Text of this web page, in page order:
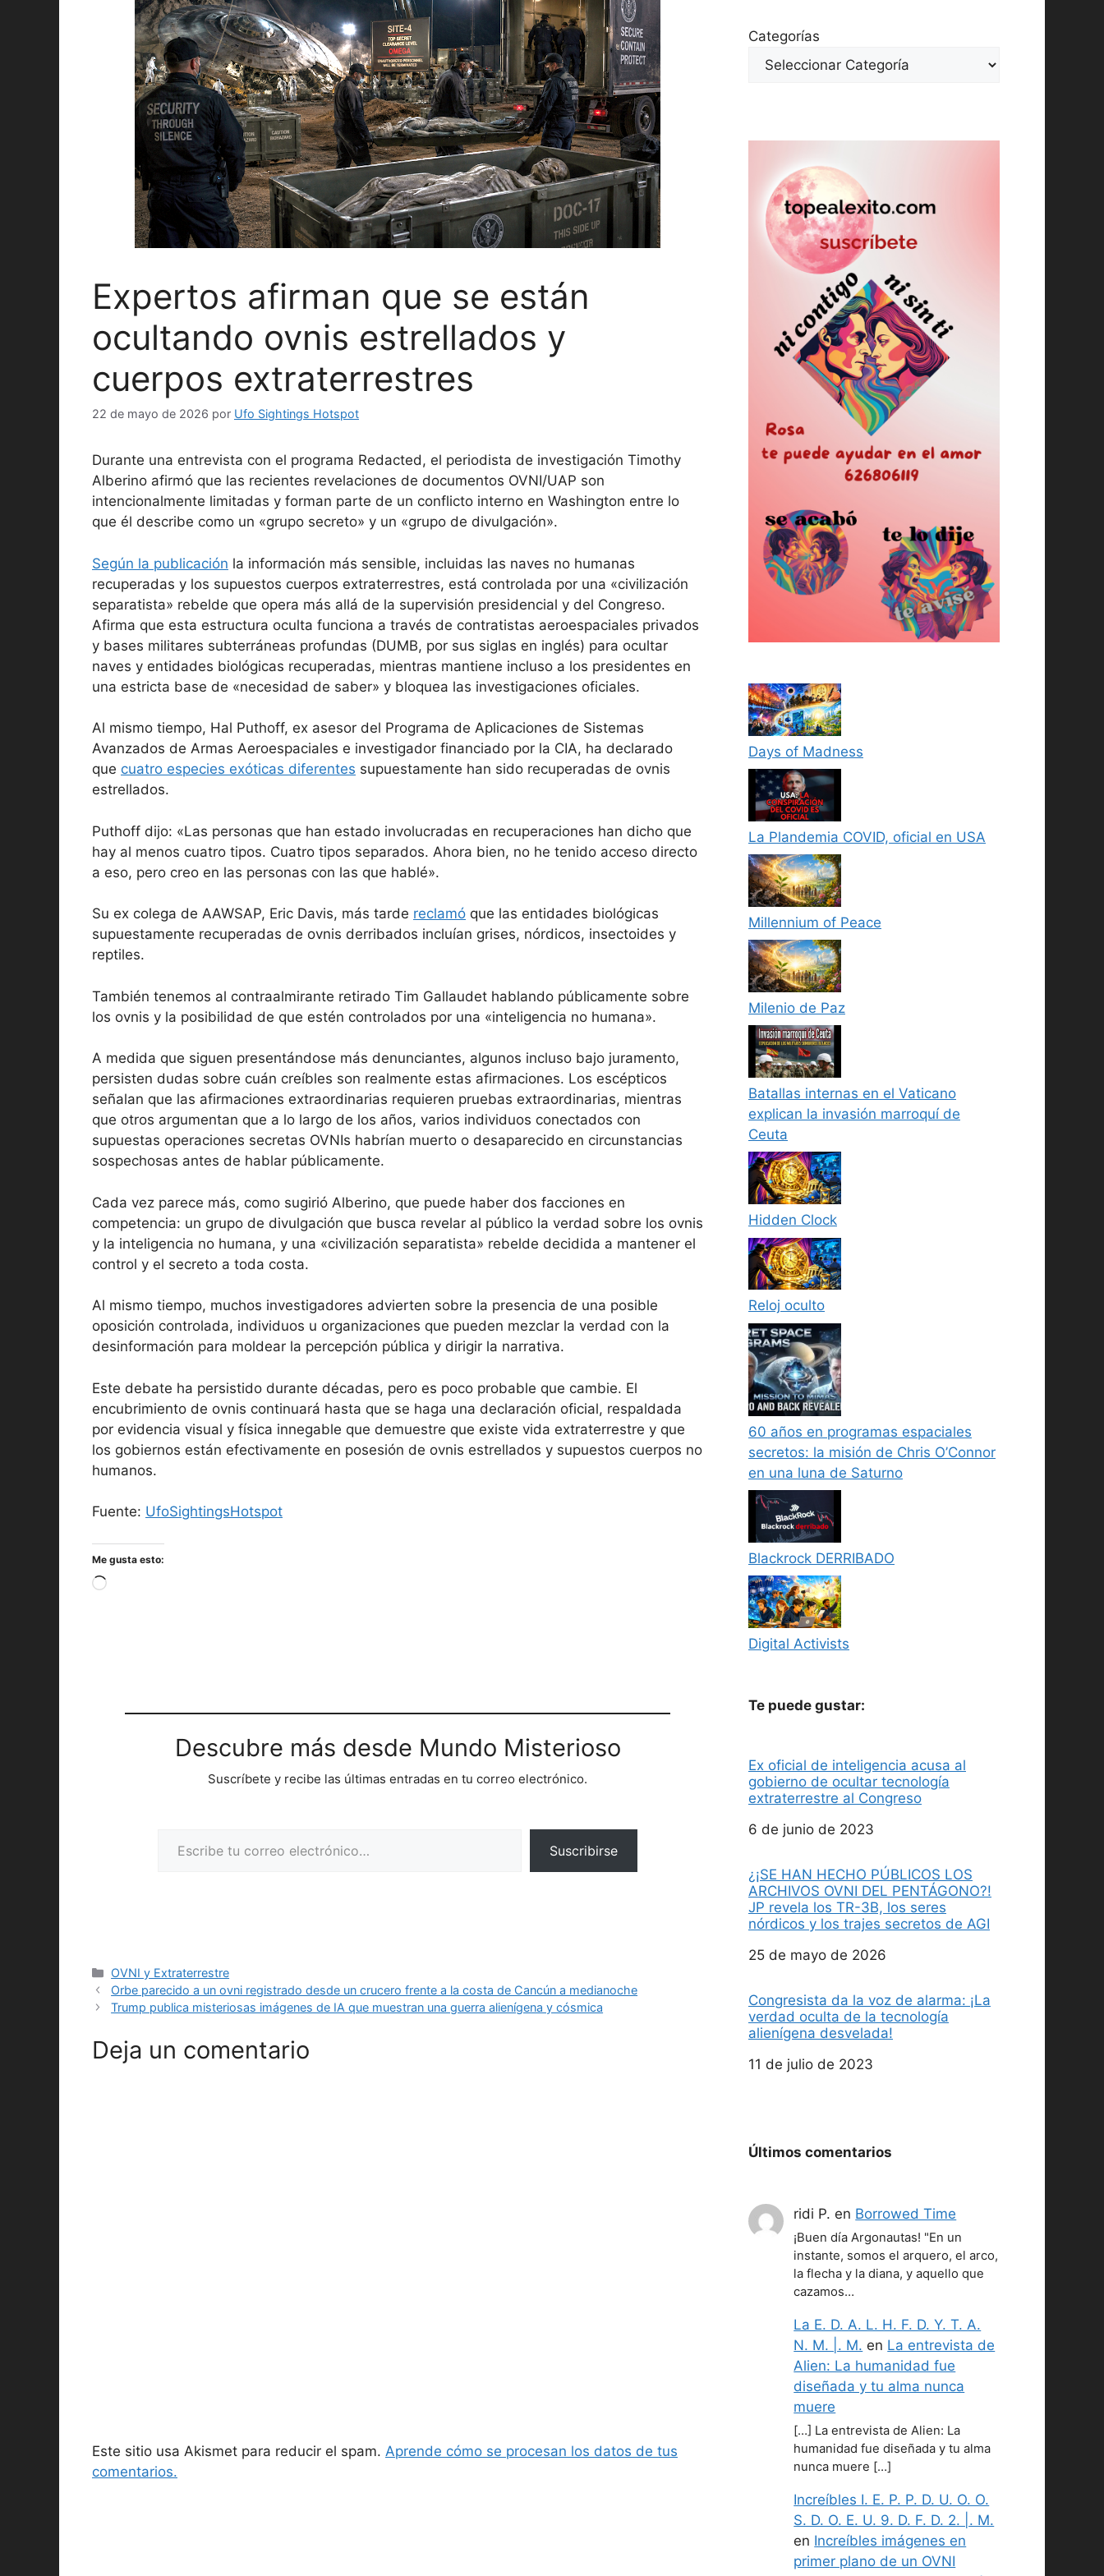
Expertos afirman que se están
ocultando ovnis estrellados y
cuerpos extraterrestres
22 de mayo de 2026 por Ufo Sightings Hotspot
Durante una entrevista con el programa Redacted, el periodista de investigación Timothy
Alberino afirmó que las recientes revelaciones de documentos OVNI/UAP son
intencionalmente limitadas y forman parte de un conflicto interno en Washington entre lo
que él describe como un «grupo secreto» y un «grupo de divulgación».
Según la publicación la información más sensible, incluidas las naves no humanas
recuperadas y los supuestos cuerpos extraterrestres, está controlada por una «civilización
separatista» rebelde que opera más allá de la supervisión presidencial y del Congreso.
Afirma que esta estructura oculta funciona a través de contratistas aeroespaciales privados
y bases militares subterráneas profundas (DUMB, por sus siglas en inglés) para ocultar
naves y entidades biológicas recuperadas, mientras mantiene incluso a los presidentes en
una estricta base de «necesidad de saber» y bloquea las investigaciones oficiales.
Al mismo tiempo, Hal Puthoff, ex asesor del Programa de Aplicaciones de Sistemas
Avanzados de Armas Aeroespaciales e investigador financiado por la CIA, ha declarado
que cuatro especies exóticas diferentes supuestamente han sido recuperadas de ovnis
estrellados.
Puthoff dijo: «Las personas que han estado involucradas en recuperaciones han dicho que
hay al menos cuatro tipos. Cuatro tipos separados. Ahora bien, no he tenido acceso directo
a eso, pero creo en las personas con las que hablé».
Su ex colega de AAWSAP, Eric Davis, más tarde reclamó que las entidades biológicas
supuestamente recuperadas de ovnis derribados incluían grises, nórdicos, insectoides y
reptiles.
También tenemos al contraalmirante retirado Tim Gallaudet hablando públicamente sobre
los ovnis y la posibilidad de que estén controlados por una «inteligencia no humana».
A medida que siguen presentándose más denunciantes, algunos incluso bajo juramento,
persisten dudas sobre cuán creíbles son realmente estas afirmaciones. Los escépticos
señalan que las afirmaciones extraordinarias requieren pruebas extraordinarias, mientras
que otros argumentan que a lo largo de los años, varios individuos conectados con
supuestas operaciones secretas OVNIs habrían muerto o desaparecido en circunstancias
sospechosas antes de hablar públicamente.
Cada vez parece más, como sugirió Alberino, que puede haber dos facciones en
competencia: un grupo de divulgación que busca revelar al público la verdad sobre los ovnis
y la inteligencia no humana, y una «civilización separatista» rebelde decidida a mantener el
control y el secreto a toda costa.
Al mismo tiempo, muchos investigadores advierten sobre la presencia de una posible
oposición controlada, individuos u organizaciones que pueden mezclar la verdad con la
desinformación para moldear la percepción pública y dirigir la narrativa.
Este debate ha persistido durante décadas, pero es poco probable que cambie. El
encubrimiento de ovnis continuará hasta que se haga una declaración oficial, respaldada
por evidencia visual y física innegable que demuestre que existe vida extraterrestre y que
los gobiernos están efectivamente en posesión de ovnis estrellados y supuestos cuerpos no
humanos.
Fuente: UfoSightingsHotspot
Me gusta esto:
Cargando...
Descubre más desde Mundo Misterioso
Suscríbete y recibe las últimas entradas en tu correo electrónico.
Suscribirse
Categorías
OVNI y Extraterrestre
Orbe parecido a un ovni registrado desde un crucero frente a la costa de Cancún a medianoche
Trump publica misteriosas imágenes de IA que muestran una guerra alienígena y cósmica
Deja un comentario
Este sitio usa Akismet para reducir el spam. Aprende cómo se procesan los datos de tus
comentarios.
Categorías
Days of Madness
La Plandemia COVID, oficial en USA
Millennium of Peace
Milenio de Paz
Batallas internas en el Vaticano
explican la invasión marroquí de
Ceuta
Hidden Clock
Reloj oculto
60 años en programas espaciales
secretos: la misión de Chris O’Connor
en una luna de Saturno
Blackrock DERRIBADO
Digital Activists
Te puede gustar:
Ex oficial de inteligencia acusa al
gobierno de ocultar tecnología
extraterrestre al Congreso
Fecha
6 de junio de 2023
¿¡SE HAN HECHO PÚBLICOS LOS
ARCHIVOS OVNI DEL PENTÁGONO?!
JP revela los TR-3B, los seres
nórdicos y los trajes secretos de AGI
Fecha
25 de mayo de 2026
Congresista da la voz de alarma: ¡La
verdad oculta de la tecnología
alienígena desvelada!
Fecha
11 de julio de 2023
Últimos comentarios
ridi P. en Borrowed Time
¡Buen día Argonautas! "En un
instante, somos el arquero, el arco,
la flecha y la diana, y aquello que
cazamos…
La E. D. A. L. H. F. D. Y. T. A.
N. M. |. M. en La entrevista de
Alien: La humanidad fue
diseñada y tu alma nunca
muere
[…] La entrevista de Alien: La
humanidad fue diseñada y tu alma
nunca muere […]
Increíbles I. E. P. P. D. U. O. O.
S. D. O. E. U. 9. D. F. D. 2. |. M.
en Increíbles imágenes en
primer plano de un OVNI